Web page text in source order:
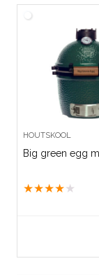
HOUTSKOOL
Big green egg
★★★★ ★